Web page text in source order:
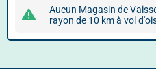
Aucun Magasin de
rayon de 10 km à vol